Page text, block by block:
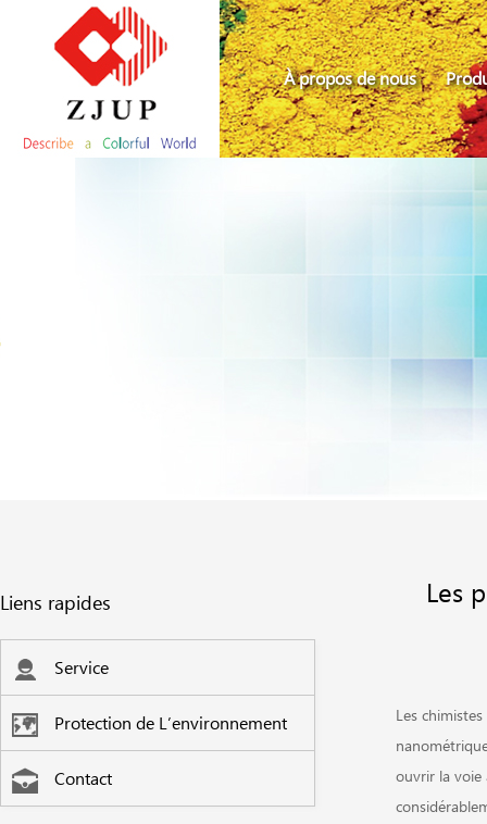
À propos de nous
Liens rapides
Service
Protection de L’environnement
Contact
Les
Les
ouvrir la voie